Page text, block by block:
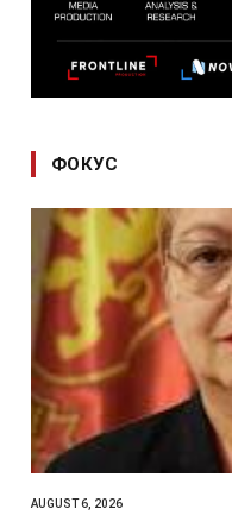
ФОКУС
AUGUST 6, 2026